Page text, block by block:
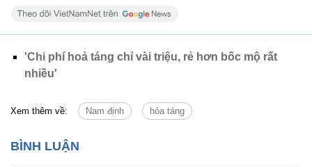
'Chi phí hoả táng chỉ vài triệu, rẻ hơn bốc mộ rất
nhiều'
Xem thêm về: Nam định hỏa táng